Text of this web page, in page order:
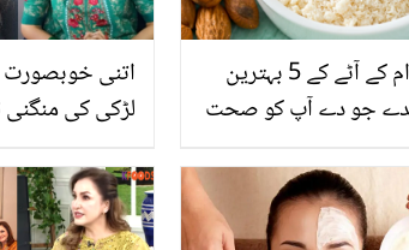
اتنی
لڑکی کی
سے لڑکی کا گھر
افسوسناک قصہ
بادام کے آٹے کے 5 بہترین
جو دے آپ کو صحت
اس کو گھر میں
کا آسان طریقہ